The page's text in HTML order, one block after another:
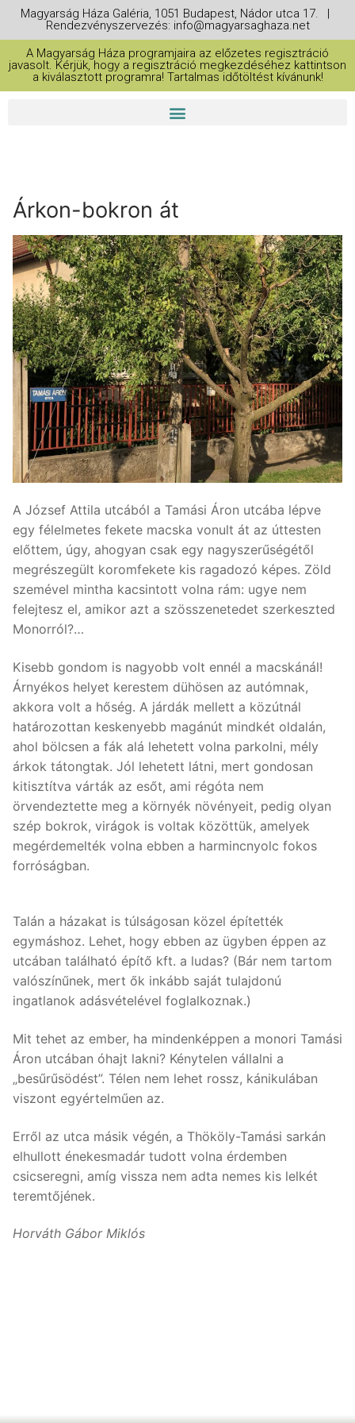
Magyarság Háza Galéria, 1051 Budapest, Nádor utca 17. |
Rendezvényszervezés: info@magyarsaghaza.net
A Magyarság Háza programjaira az előzetes regisztráció
javasolt. Kérjük, hogy a regisztráció megkezdéséhez kattintson
a kiválasztott programra! Tartalmas időtöltést kívánunk!
Árkon-bokron át
A József Attila utcából a Tamási Áron utcába lépve
egy félelmetes fekete macska vonult át az úttesten
előttem, úgy, ahogyan csak egy nagyszerűségétől
megrészegült koromfekete kis ragadozó képes. Zöld
szemével mintha kacsintott volna rám: ugye nem
felejtesz el, amikor azt a szösszenetedet szerkeszted
Monorról?…
Kisebb gondom is nagyobb volt ennél a macskánál!
Árnyékos helyet kerestem dühösen az autómnak,
akkora volt a hőség. A járdák mellett a közútnál
határozottan keskenyebb magánút mindkét oldalán,
ahol bölcsen a fák alá lehetett volna parkolni, mély
árkok tátongtak. Jól lehetett látni, mert gondosan
kitisztítva várták az esőt, ami régóta nem
örvendeztette meg a környék növényeit, pedig olyan
szép bokrok, virágok is voltak közöttük, amelyek
megérdemelték volna ebben a harmincnyolc fokos
forróságban.
Talán a házakat is túlságosan közel építették
egymáshoz. Lehet, hogy ebben az ügyben éppen az
utcában található építő kft. a ludas? (Bár nem tartom
valószínűnek, mert ők inkább saját tulajdonú
ingatlanok adásvételével foglalkoznak.)
Mit tehet az ember, ha mindenképpen a monori Tamási
Áron utcában óhajt lakni? Kénytelen vállalni a
„besűrűsödést”. Télen nem lehet rossz, kánikulában
viszont egyértelműen az.
Erről az utca másik végén, a Thököly-Tamási sarkán
elhullott énekesmadár tudott volna érdemben
csicseregni, amíg vissza nem adta nemes kis lelkét
teremtőjének.
Horváth Gábor Miklós